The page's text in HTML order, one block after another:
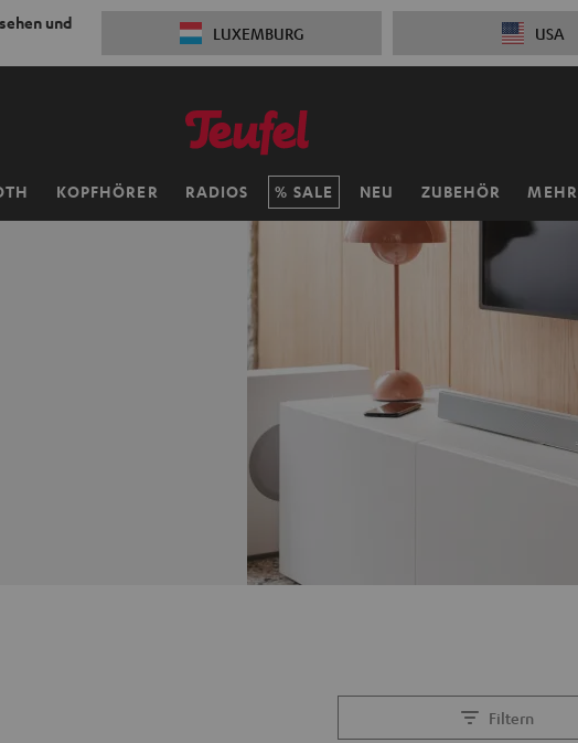
und
LUXEMBURG USA
KOPFHÖRER RADIOS SALE NEU ZUBEHÖR MEHR
Filtern